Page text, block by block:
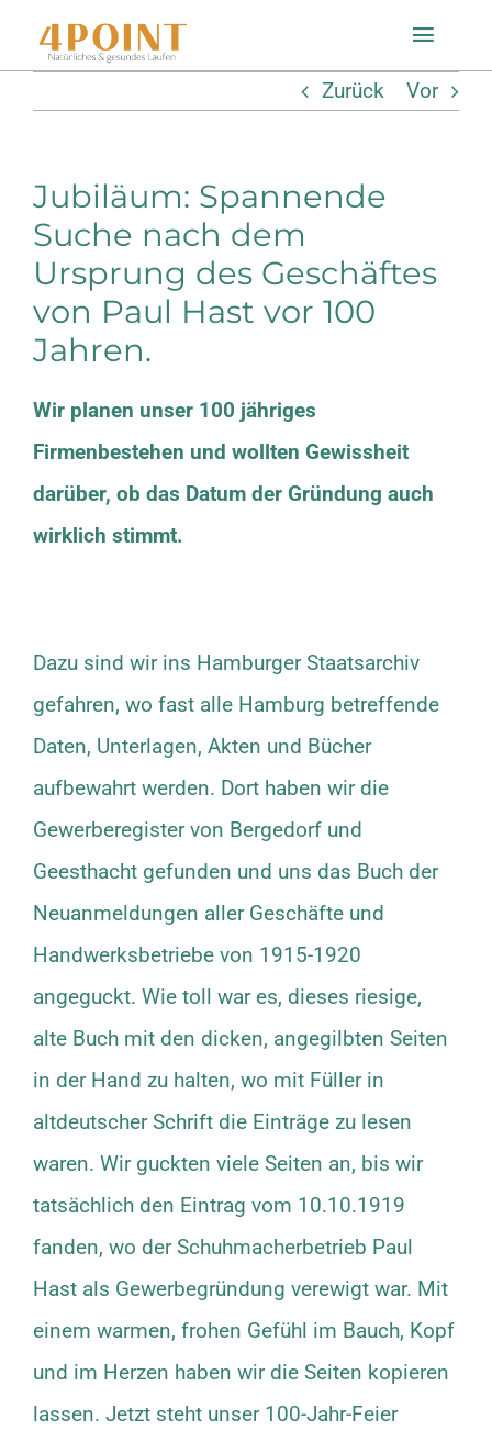
Inhalt
Toggle
Einlagenfinder
So geht’s
Technologie
Mein Konto
Shop
Zurück Vor
Jubiläum: Spannende
Suche nach dem
Ursprung des Geschäftes
von Paul Hast vor 100
Jahren.
Wir planen unser 100 jähriges
Firmenbestehen und wollten Gewissheit
darüber, ob das Datum der Gründung auch
wirklich stimmt.
Dazu sind wir ins Hamburger Staatsarchiv
gefahren, wo fast alle Hamburg betreffende
Daten, Unterlagen, Akten und Bücher
aufbewahrt werden. Dort haben wir die
Gewerberegister von Bergedorf und
Geesthacht gefunden und uns das Buch der
Neuanmeldungen aller Geschäfte und
Handwerksbetriebe von 1915-1920
angeguckt. Wie toll war es, dieses riesige,
alte Buch mit den dicken, angegilbten Seiten
in der Hand zu halten, wo mit Füller in
altdeutscher Schrift die Einträge zu lesen
waren. Wir guckten viele Seiten an, bis wir
tatsächlich den Eintrag vom 10.10.1919
fanden, wo der Schuhmacherbetrieb Paul
Hast als Gewerbegründung verewigt war. Mit
einem warmen, frohen Gefühl im Bauch, Kopf
und im Herzen haben wir die Seiten kopieren
lassen. Jetzt steht unser 100-Jahr-Feier